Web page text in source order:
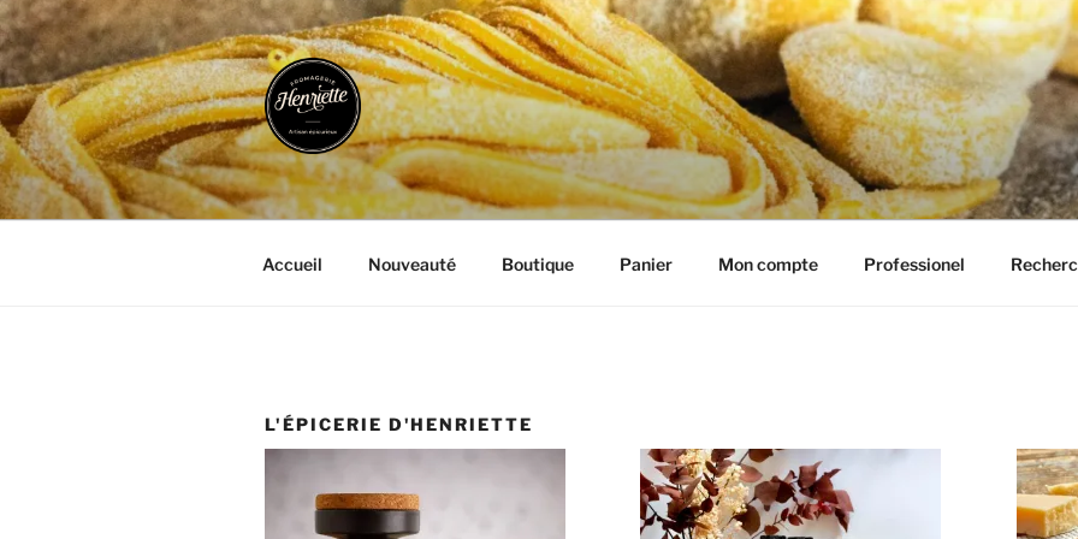
Aller
au
contenu
principal
FROMAGERIE HENRIETTE
Artisan Epicurieux
Accueil Nouveauté Boutique Panier Mon compte Professionel
L'ÉPICERIE D'HENRIETTE